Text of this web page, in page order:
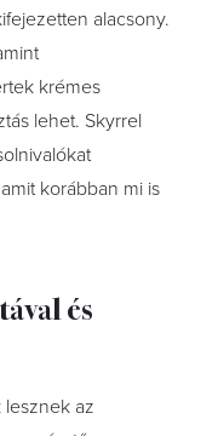
alacsony.
krémes
lehet. Skyrrel
korábban mi is
és
az